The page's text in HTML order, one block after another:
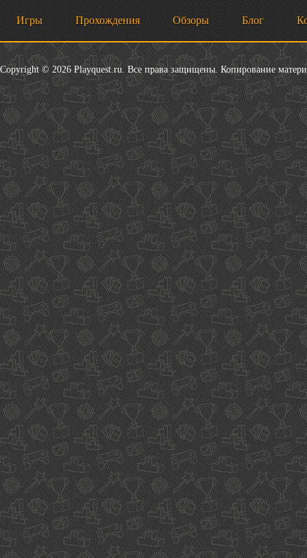
Игры Прохождения Обзоры Блог
Copyright © 2026 Playquest.ru. Все права защищены. Копирование